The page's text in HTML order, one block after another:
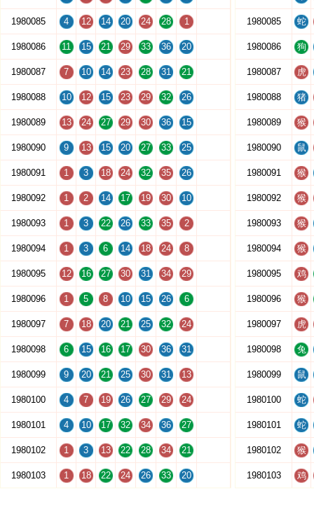
1980085 4 12 14 20 24 28 1
1980086 11 15 21 29 33 36 20
1980087 7 10 14 23 28 31 21
1980088 10 12 15 23 29 32 26
1980089 13 24 27 29 30 36 15
1980090 9 13 15 20 27 33 25
1980091 1 3 18 24 32 35 26
1980092 1 2 14 17 19 30 10
1980093 1 3 22 26 33 35 2
1980094 1 3 6 14 18 24 8
1980095 12 16 27 30 31 34 29
1980096 1 5 8 10 15 26 6
1980097 7 18 20 21 25 32 24
1980098 6 15 16 17 30 36 31
1980099 9 20 21 25 30 31 13
1980100 4 7 19 26 27 29 24
1980101 4 10 17 32 34 36 27
1980102 1 3 13 22 28 34 21
1980103 1 18 22 24 26 33 20
1980085 蛇
1980086 狗
1980087 虎
1980088 猪
1980089 猴
1980090 鼠
1980091 猴
1980092 猴
1980093 猴
1980094 猴
1980095 鸡
1980096 猴
1980097 虎
1980098 兔
1980099 鼠
1980100 蛇
1980101 蛇
1980102 猴
1980103 鸡